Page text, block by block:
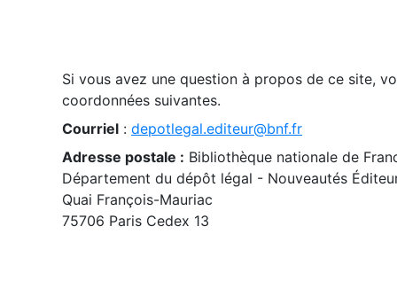
Si vous avez une question à propos de ce site,
coordonnées suivantes.
Courriel : depotlegal.editeur@bnf.fr
Adresse postale : Bibliothèque nationale de
Département du dépôt légal - Nouveautés
Quai François-Mauriac
75706 Paris Cedex 13